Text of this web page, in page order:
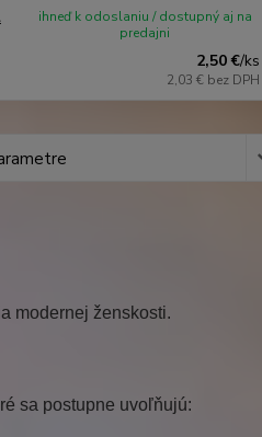
2,50 €/ks
2,03 € bez DPH
ihneď k odoslaniu / dostupný aj na
predajni
modernej ženskosti.
sa postupne uvoľňujú: